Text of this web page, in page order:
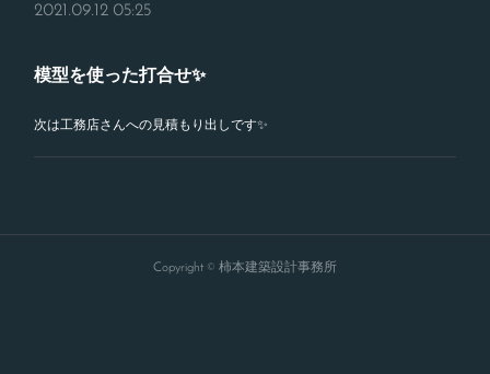
2021.09.12 05:25
模型を使った打合せ✨
次は工務店さんへの見積もり出しです✨
Copyright © 柿本建築設計事務所